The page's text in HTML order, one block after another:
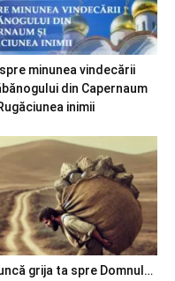
minunea vindecării
din Capernaum
inimii
grija ta spre Domnul…